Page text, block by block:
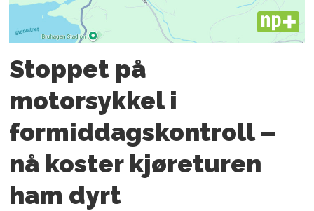
PLUS
Stoppet på
motorsykkel i
formiddagskontroll –
nå koster kjøreturen
ham dyrt